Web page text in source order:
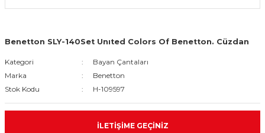
Benetton SLY-140Set Unıted Colors Of Benetton. Cüzdan
Kategori
Bayan Çantaları
Marka
Benetton
Stok Kodu
H-109597
İLETIŞIME GEÇINIZ